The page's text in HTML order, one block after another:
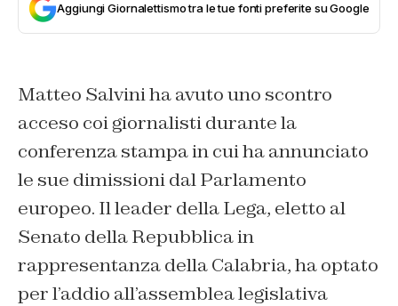
Aggiungi Giornalettismo tra le tue fonti preferite su Google
Matteo Salvini ha avuto uno scontro
acceso coi giornalisti durante la
conferenza stampa in cui ha annunciato
le sue dimissioni dal Parlamento
europeo. Il leader della Lega, eletto al
Senato della Repubblica in
rappresentanza della Calabria, ha optato
per l’addio all’assemblea legislativa